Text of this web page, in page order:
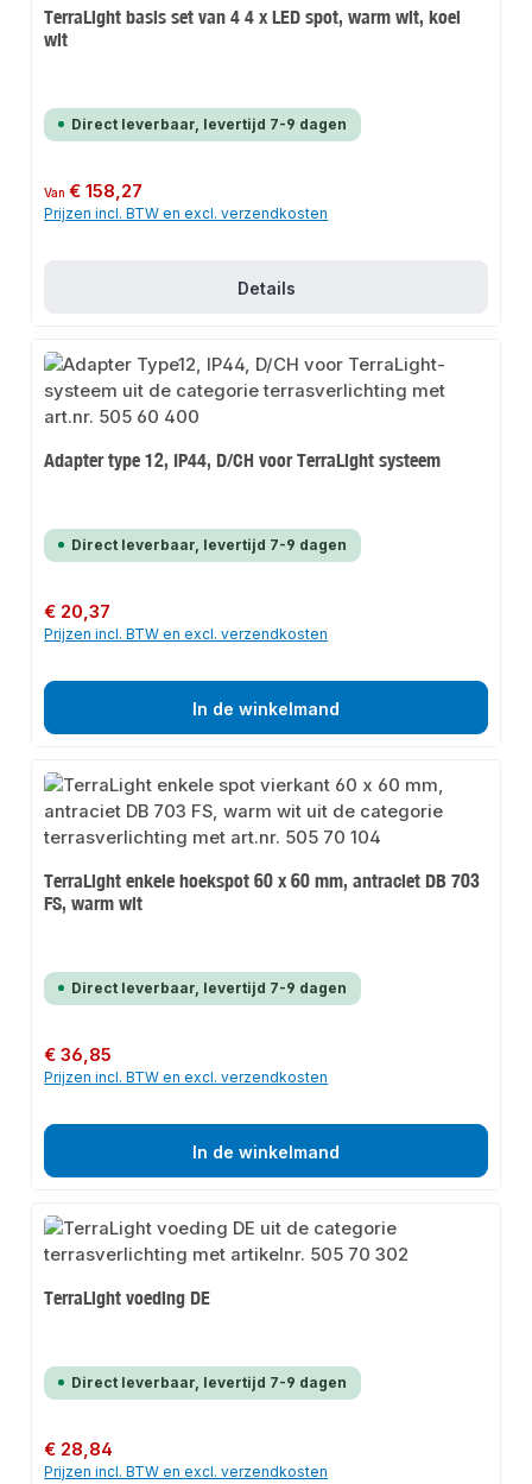
TerraLight basis set van 4 4 x LED spot, warm wit, koel
wit
Direct leverbaar, levertijd 7-9 dagen
Normale prijs:
Van€ 158,27
Prijzen incl. BTW en excl. verzendkosten
Details
Adapter type 12, IP44, D/CH voor TerraLight systeem
Direct leverbaar, levertijd 7-9 dagen
Normale prijs:
€ 20,37
Prijzen incl. BTW en excl. verzendkosten
In de winkelmand
TerraLight enkele hoekspot 60 x 60 mm, antraciet DB 703
FS, warm wit
Direct leverbaar, levertijd 7-9 dagen
Normale prijs:
€ 36,85
Prijzen incl. BTW en excl. verzendkosten
In de winkelmand
TerraLight voeding DE
Direct leverbaar, levertijd 7-9 dagen
Normale prijs:
€ 28,84
Prijzen incl. BTW en excl. verzendkosten